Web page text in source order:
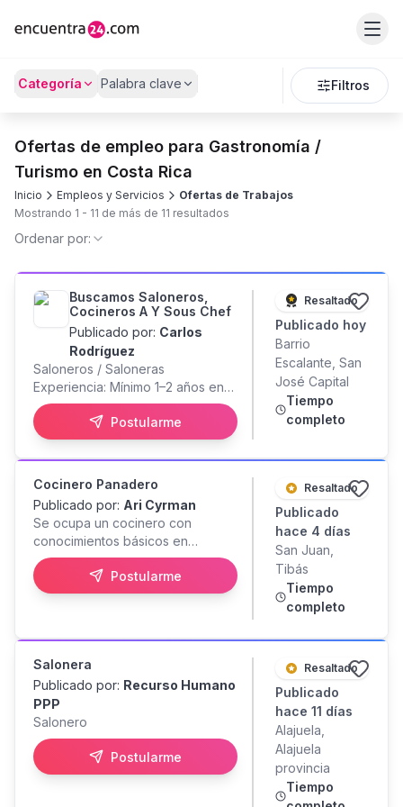
Categoría Palabra clave Filtros
Ofertas de empleo para Gastronomía /
Turismo en Costa Rica
Inicio Empleos y Servicios
Ofertas de Trabajos
Mostrando 1 - 11 de más de 11 resultados
Ordenar por:
Buscamos Saloneros,
Cocineros A Y Sous Chef
Publicado por: Carlos
Rodríguez
Saloneros / Saloneras
Experiencia: Mínimo 1–2 años en
restaurantes de alto volumen o
propuesta gastronómica. Perfil:
Don de servicio, proactividad,
dinamismo y carisma. Buena
presentación personal y
Inglés: Intermedio (deseable/plus
en zonas de alto flujo).
Indispensable: Carnet de
manipulación de alimentos al día.
Cocineros A Experiencia: 2+ años
Perfil: Agilidad, trabajo bajo
presión, rigor en estándares de
(Experiencia en cocina asiática o
maridaje craft es un plus).
Indispensable: Carnet de
manipulación de alimentos al día.
Sous Chef Experiencia: 2+ años
Postularme
Resaltado
Publicado hoy
Barrio
Escalante, San
José Capital
Tiempo
completo
Cocinero Panadero
Publicado por: Ari Cyrman
Se ocupa un cocinero con
conocimientos básicos en
panadería. Las funciones van
desde mesa fría, parrilla,
freidores, elaboraciones de
Postularme
Resaltado
Publicado
hace 4 días
San Juan,
Tibás
Tiempo
completo
Salonera
Publicado por: Recurso Humano
PPP
Salonero
Postularme
Resaltado
Publicado
hace 11 días
Alajuela,
Alajuela
provincia
Tiempo